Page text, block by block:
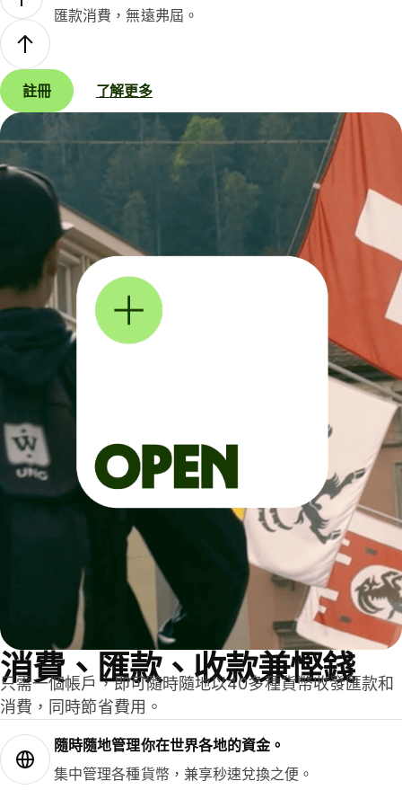
匯款消費，無遠弗屆。
註冊 了解更多
消費、匯款、收款兼慳錢
只需一個帳戶，即可隨時隨地以40多種貨幣收發匯款和
消費，同時節省費用。
隨時隨地管理你在世界各地的資金。
集中管理各種貨幣，兼享秒速兌換之便。